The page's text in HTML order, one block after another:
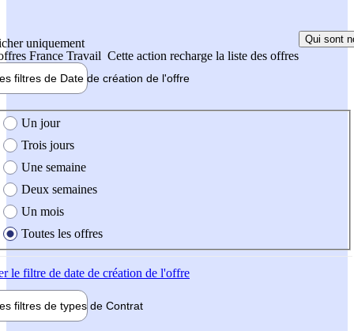
uniquement
France Travail Cette action recharge la liste des offres
Qui sont
filtres de Date de création de l'offre
création de l'offre
Un jour
Trois jours
Une semaine
Deux semaines
Un mois
Toutes les offres
le filtre de date de création de l'offre
filtres de types de Contrat